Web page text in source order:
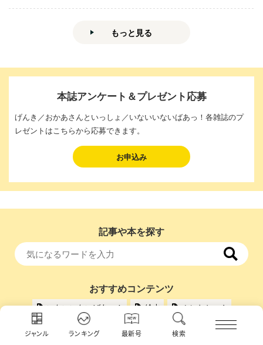
ジャンル ランキング 最新号 検索
もっと見る
本誌アンケート＆プレゼント応募
げんき／おかあさんといっしょ／いないいないばあっ！各雑誌のプ
レゼントはこちらから応募できます。
お申込み
記事や本を探す
おすすめコンテンツ
いないいないばあっ！ 絵本
ぷにおちゃん
わたしが子どもだったころ
かおりんごむし